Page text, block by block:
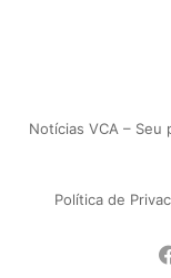
Notícias VCA –
Política de